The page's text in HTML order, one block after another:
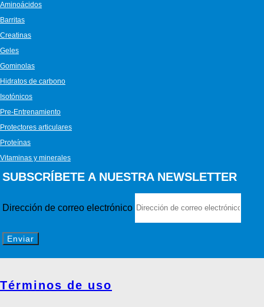
Aminoácidos
Barritas
Creatinas
Geles
Gominolas
Hidratos de carbono
Isotónicos
Pre-Entrenamiento
Protectores articulares
Proteínas
Vitaminas y minerales
SUBSCRÍBETE A NUESTRA NEWSLETTER
Dirección de correo electrónico
Enviar
Términos de uso